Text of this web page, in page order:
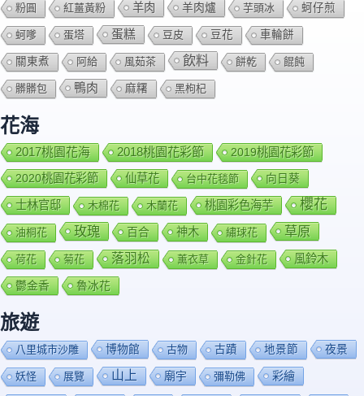
粉圓 紅薑黃粉 羊肉 羊肉爐 芋頭冰 蚵仔煎
蚵嗲 蛋塔 蛋糕 豆皮 豆花 車輪餅
關東煮 阿給 風茹茶 飲料 餅乾 餛飩
髒髒包 鴨肉 麻糬 黑枸杞
花海
2017桃園花海 2018桃園花彩節
2019桃園花彩節
2020桃園花彩節
仙草花 台中花毯節 向日葵
士林官邸 木棉花 木蘭花 桃園彩色海芋 櫻花
油桐花 玫瑰 百合 神木 繡球花 草原
荷花 菊花 落羽松 薰衣草 金針花 風鈴木
鬱金香 魯冰花
旅遊
八里城市沙雕 博物館 古物 古蹟 地景節 夜景
妖怪 展覽 山上 廟宇 彌勒佛 彩繪